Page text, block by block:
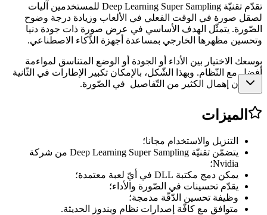
تقدّم تقنيّة Deep Learning Super Sampling للمستخدمين آليات
لصقل صورة في الوقت الفعلي في الألعاب وزيادة درجة وضوح
الصّورة. يتمثّل الهدف الأساسي في عرض صورة ذات جودة دنيا
وتحسين مظهرها الخارجي بمساعدة أجهزة الذّكاء الاصطناعي.
بوسعك الاختيار بين الأداء أو الجودة أو الوضع المتناسق لمواءمة
أفضل مع النّظام. وبهذا الشّكل، بالإمكان تكبير الإطارات في الثّانية
من دون إهمال الكثير من التّفاصيل في الصّورة.
الميزات
التنزيل والاستخدام مجانا؛
يتضمّن تقنيّة Deep Learning Super Sampling من شركة
Nvidia؛
يمكن دمج مكتبة DLL في أيّ لعبة معتمدة؛
يقدّم تحسينات في الصّورة والأداء؛
وظيفة تحسين الدّقّة مدمجة؛
متوافق مع كافّة إصدارات نظام ويندوز الحديثة.